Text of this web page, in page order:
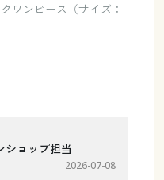
ワンピース（サイズ：
ショップ担当
2026-07-08